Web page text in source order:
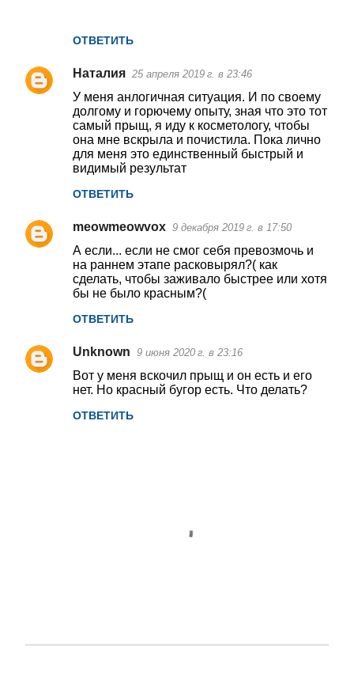
ОТВЕТИТЬ
Наталия 25 апреля 2019 г. в 23:46
У меня анлогичная ситуация. И по своему
долгому и горючему опыту, зная что это тот
самый прыщ, я иду к косметологу, чтобы
она мне вскрыла и почистила. Пока лично
для меня это единственный быстрый и
видимый результат
ОТВЕТИТЬ
meowmeowvox 9 декабря 2019 г. в 17:50
А если... если не смог себя превозмочь и
на раннем этапе расковырял?( как
сделать, чтобы заживало быстрее или хотя
бы не было красным?(
ОТВЕТИТЬ
Unknown 9 июня 2020 г. в 23:16
Вот у меня вскочил прыщ и он есть и его
нет. Но красный бугор есть. Что делать?
ОТВЕТИТЬ